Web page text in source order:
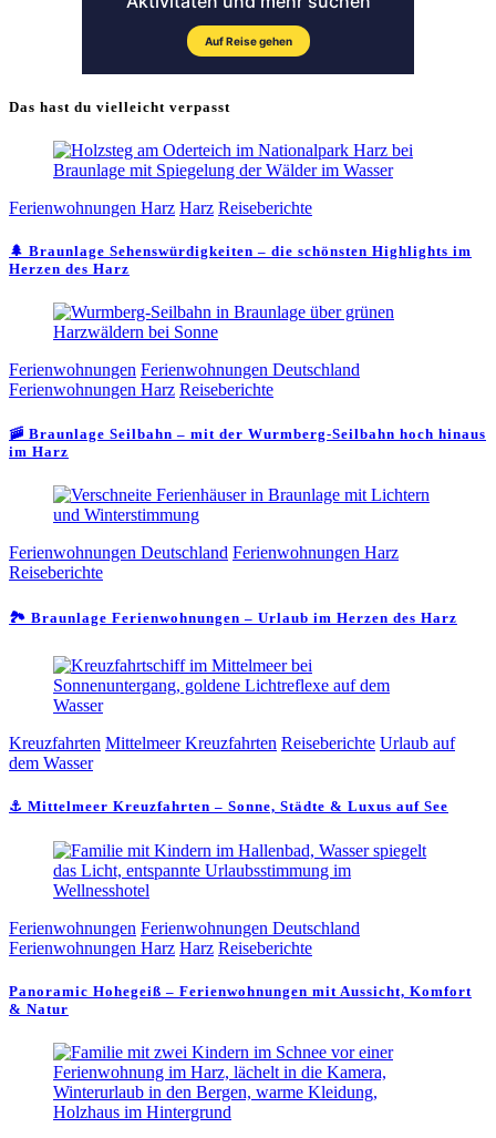
Das hast du vielleicht verpasst
Ferienwohnungen Harz Harz Reiseberichte
🌲 Braunlage Sehenswürdigkeiten – die schönsten Highlights im
Herzen des Harz
Ferienwohnungen Ferienwohnungen Deutschland
Ferienwohnungen Harz Reiseberichte
🚠 Braunlage Seilbahn – mit der Wurmberg-Seilbahn hoch hinaus
im Harz
Ferienwohnungen Deutschland Ferienwohnungen Harz
Reiseberichte
🏞️ Braunlage Ferienwohnungen – Urlaub im Herzen des Harz
Kreuzfahrten Mittelmeer Kreuzfahrten Reiseberichte Urlaub auf
dem Wasser
⚓ Mittelmeer Kreuzfahrten – Sonne, Städte & Luxus auf See
Ferienwohnungen Ferienwohnungen Deutschland
Ferienwohnungen Harz Harz Reiseberichte
Panoramic Hohegeiß – Ferienwohnungen mit Aussicht, Komfort
& Natur